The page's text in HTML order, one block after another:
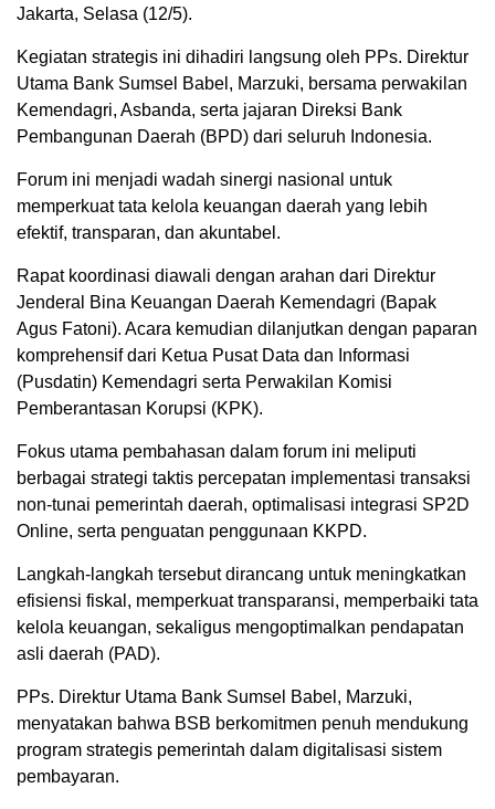
Jakarta, Selasa (12/5).
Kegiatan strategis ini dihadiri langsung oleh PPs. Direktur
Utama Bank Sumsel Babel, Marzuki, bersama perwakilan
Kemendagri, Asbanda, serta jajaran Direksi Bank
Pembangunan Daerah (BPD) dari seluruh Indonesia.
Forum ini menjadi wadah sinergi nasional untuk
memperkuat tata kelola keuangan daerah yang lebih
efektif, transparan, dan akuntabel.
Rapat koordinasi diawali dengan arahan dari Direktur
Jenderal Bina Keuangan Daerah Kemendagri (Bapak
Agus Fatoni). Acara kemudian dilanjutkan dengan paparan
komprehensif dari Ketua Pusat Data dan Informasi
(Pusdatin) Kemendagri serta Perwakilan Komisi
Pemberantasan Korupsi (KPK).
Fokus utama pembahasan dalam forum ini meliputi
berbagai strategi taktis percepatan implementasi transaksi
non-tunai pemerintah daerah, optimalisasi integrasi SP2D
Online, serta penguatan penggunaan KKPD.
Langkah-langkah tersebut dirancang untuk meningkatkan
efisiensi fiskal, memperkuat transparansi, memperbaiki tata
kelola keuangan, sekaligus mengoptimalkan pendapatan
asli daerah (PAD).
PPs. Direktur Utama Bank Sumsel Babel, Marzuki,
menyatakan bahwa BSB berkomitmen penuh mendukung
program strategis pemerintah dalam digitalisasi sistem
pembayaran.